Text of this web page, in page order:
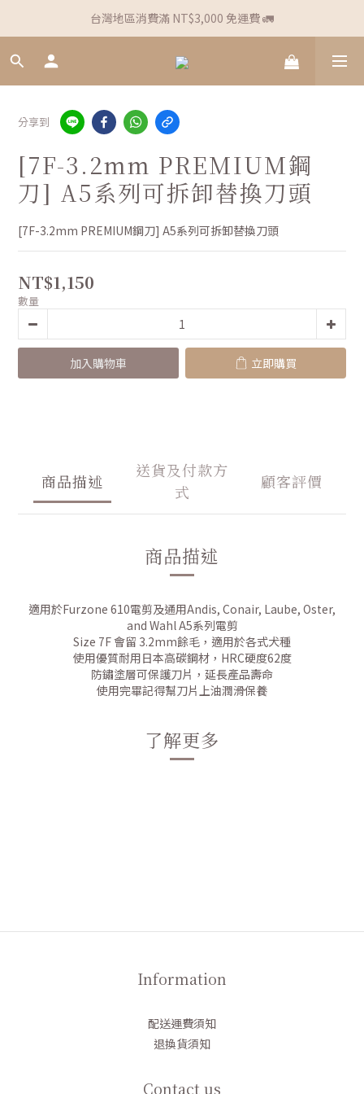
台灣地區消費滿 NT$3,000 免運費 🚛
分享到
[7F-3.2mm PREMIUM鋼
刀] A5系列可拆卸替換刀頭
[7F-3.2mm PREMIUM鋼刀] A5系列可拆卸替換刀頭
NT$1,150
數量
加入購物車 立即購買
商品描述
送貨及付款方
式
顧客評價
商品描述
適用於Furzone 610電剪及通用Andis, Conair, Laube, Oster,
and Wahl A5系列電剪
Size 7F 會留 3.2mm餘毛，適用於各式犬種
使用優質耐用日本高碳鋼材，HRC硬度62度
防鏽塗層可保護刀片，延長產品壽命
使用完畢記得幫刀片上油潤滑保養
了解更多
Information
配送運費須知
退換貨須知
Contact us